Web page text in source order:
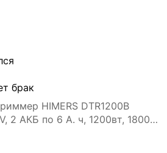
брак
HIMERS DTR1200B
2 АКБ по 6 А. ч, 1200вт, 18000